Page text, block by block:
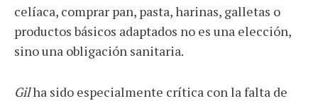
celíaca, comprar pan, pasta, harinas, galletas o
productos básicos adaptados no es una elección,
sino una obligación sanitaria.
Gilha sido especialmente crítica con la falta de